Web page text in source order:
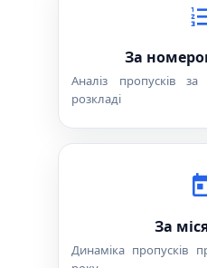
За
Аналіз пропусків
розкладі
За
Динаміка пропусків